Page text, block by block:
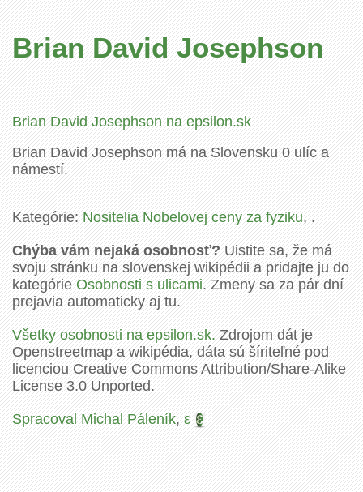
Brian David Josephson
Brian David Josephson na epsilon.sk
Brian David Josephson má na Slovensku 0 ulíc a
námestí.
Kategórie:Nositelia Nobelovej ceny za fyziku, .
Chýba vám nejaká osobnosť?Uistite sa, že má
svoju stránku na slovenskej wikipédii a pridajte ju do
kategórieOsobnosti s ulicami. Zmeny sa za pár dní
prejavia automaticky aj tu.
Všetky osobnosti na epsilon.sk.Zdrojom dát je
Openstreetmap a wikipédia, dáta sú šíriteľné pod
licenciou Creative Commons Attribution/Share-Alike
License 3.0 Unported.
Spracoval Michal Páleník,ε